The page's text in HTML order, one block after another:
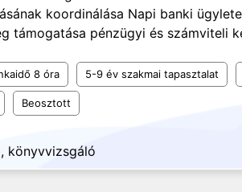
koordinálása Napi banki
támogatása pénzügyi és számviteli
8 óra 5-9 év szakmai tapasztalat
Beosztott
könyvvizsgáló